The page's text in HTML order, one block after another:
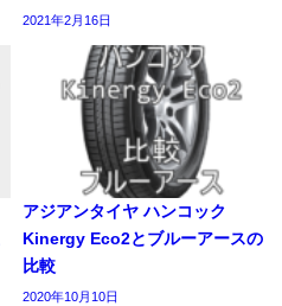
2021年2月16日
アジアンタイヤ ハンコック
Kinergy Eco2とブルーアースの
比較
2020年10月10日